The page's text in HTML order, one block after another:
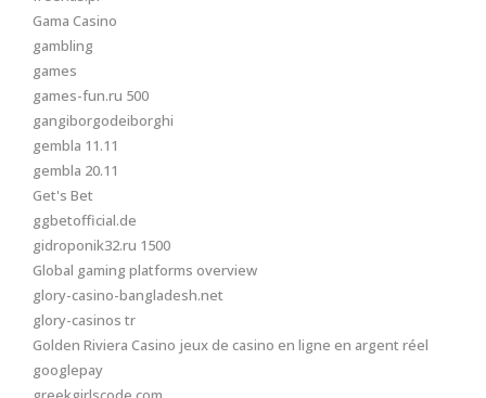
Gama Casino
gambling
games
games-fun.ru 500
gangiborgodeiborghi
gembla 11.11
gembla 20.11
Get's Bet
ggbetofficial.de
gidroponik32.ru 1500
Global gaming platforms overview
glory-casino-bangladesh.net
glory-casinos tr
Golden Riviera Casino jeux de casino en ligne en argent réel
googlepay